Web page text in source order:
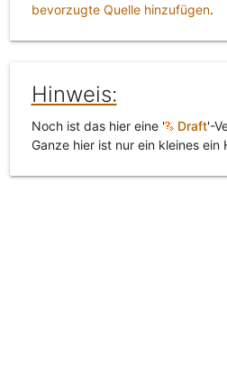
bevorzugte Quelle hinzufügen.
Hinweis:
Noch ist das hier eine ' Draft'-
Ganze hier ist nur ein kleines ein